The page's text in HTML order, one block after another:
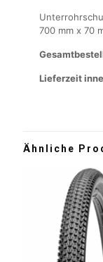
700 mm x 70
Lieferzeit
Ähnliche